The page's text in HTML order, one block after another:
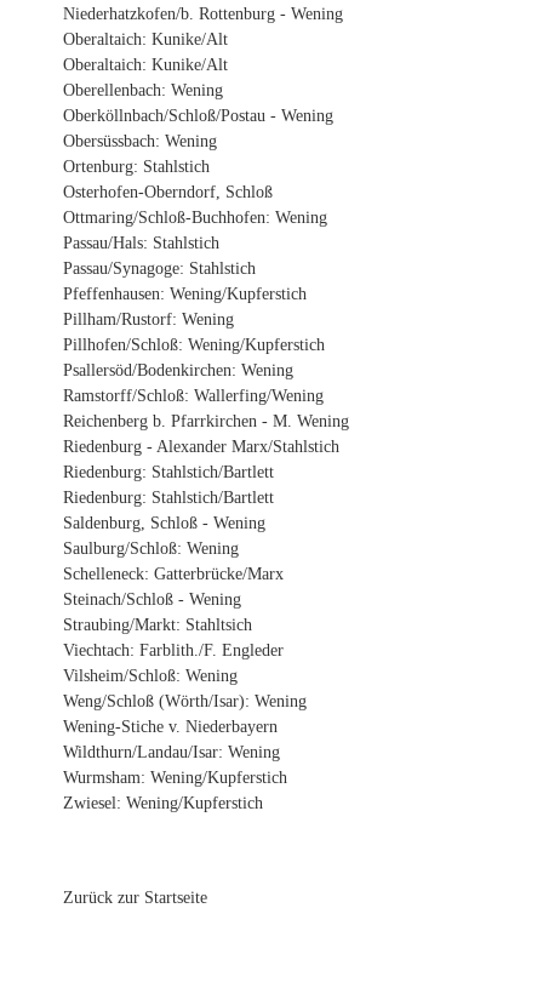
Niederhatzkofen/b. Rottenburg - Wening
Oberaltaich: Kunike/Alt
Oberaltaich: Kunike/Alt
Oberellenbach: Wening
Oberköllnbach/Schloß/Postau - Wening
Obersüssbach: Wening
Ortenburg: Stahlstich
Osterhofen-Oberndorf, Schloß
Ottmaring/Schloß-Buchhofen: Wening
Passau/Hals: Stahlstich
Passau/Synagoge: Stahlstich
Pfeffenhausen: Wening/Kupferstich
Pillham/Rustorf: Wening
Pillhofen/Schloß: Wening/Kupferstich
Psallersöd/Bodenkirchen: Wening
Ramstorff/Schloß: Wallerfing/Wening
Reichenberg b. Pfarrkirchen - M. Wening
Riedenburg - Alexander Marx/Stahlstich
Riedenburg: Stahlstich/Bartlett
Riedenburg: Stahlstich/Bartlett
Saldenburg, Schloß - Wening
Saulburg/Schloß: Wening
Schelleneck: Gatterbrücke/Marx
Steinach/Schloß - Wening
Straubing/Markt: Stahltsich
Viechtach: Farblith./F. Engleder
Vilsheim/Schloß: Wening
Weng/Schloß (Wörth/Isar): Wening
Wening-Stiche v. Niederbayern
Wildthurn/Landau/Isar: Wening
Wurmsham: Wening/Kupferstich
Zwiesel: Wening/Kupferstich
Zurück zur Startseite